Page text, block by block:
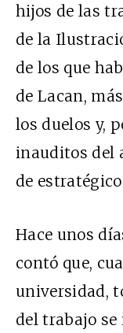
hijos de las
de la
de los que
de Lacan,
los duelos y,
inauditos del
de
Hace unos
contó que,
universidad,
del trabajo